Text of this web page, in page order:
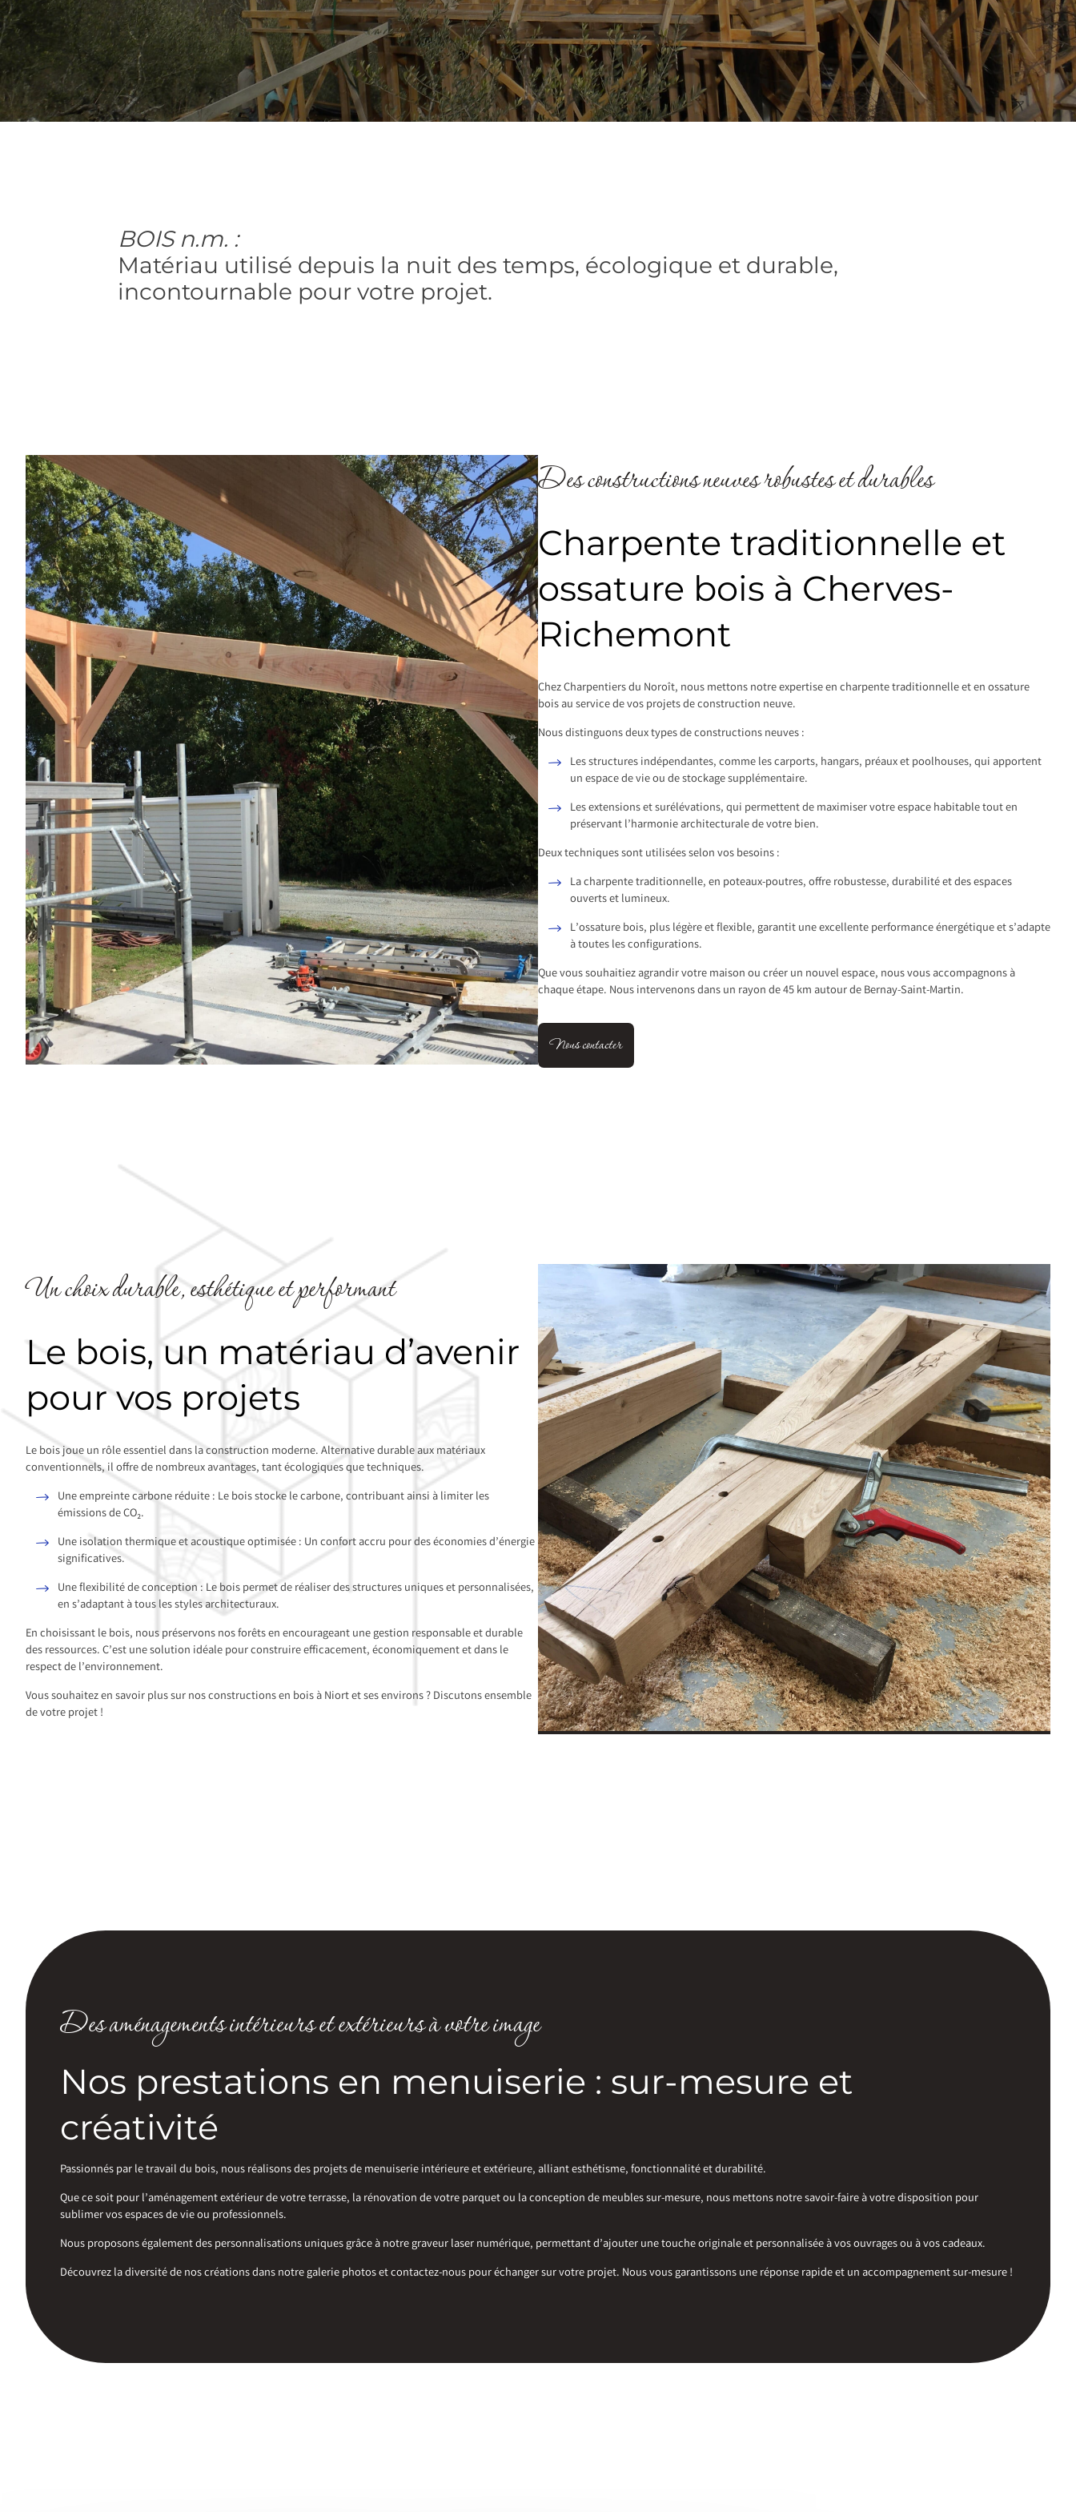
BOIS n.m. :
Matériau utilisé depuis la nuit des temps, écologique et durable,
incontournable pour votre projet.
Des constructions neuves robustes et durables
Charpente traditionnelle et
ossature bois à Cherves-
Richemont
Chez Charpentiers du Noroît, nous mettons notre expertise en charpente traditionnelle et en ossature
bois au service de vos projets de construction neuve.
Nous distinguons deux types de constructions neuves :
Les structures indépendantes, comme les carports, hangars, préaux et poolhouses, qui apportent
un espace de vie ou de stockage supplémentaire.
Les extensions et surélévations, qui permettent de maximiser votre espace habitable tout en
préservant l’harmonie architecturale de votre bien.
Deux techniques sont utilisées selon vos besoins :
La charpente traditionnelle, en poteaux-poutres, offre robustesse, durabilité et des espaces
ouverts et lumineux.
L’ossature bois, plus légère et flexible, garantit une excellente performance énergétique et s’adapte
à toutes les configurations.
Que vous souhaitiez agrandir votre maison ou créer un nouvel espace, nous vous accompagnons à
chaque étape. Nous intervenons dans un rayon de 45 km autour de Bernay-Saint-Martin.
Nous contacter
Un choix durable, esthétique et performant
Le bois, un matériau d’avenir
pour vos projets
Le bois joue un rôle essentiel dans la construction moderne. Alternative durable aux matériaux
conventionnels, il offre de nombreux avantages, tant écologiques que techniques.
Une empreinte carbone réduite : Le bois stocke le carbone, contribuant ainsi à limiter les
émissions de CO₂.
Une isolation thermique et acoustique optimisée : Un confort accru pour des économies d’énergie
significatives.
Une flexibilité de conception : Le bois permet de réaliser des structures uniques et personnalisées,
en s’adaptant à tous les styles architecturaux.
En choisissant le bois, nous préservons nos forêts en encourageant une gestion responsable et durable
des ressources. C’est une solution idéale pour construire efficacement, économiquement et dans le
respect de l’environnement.
Vous souhaitez en savoir plus sur nos constructions en bois à Niort et ses environs ? Discutons ensemble
de votre projet !
Des aménagements intérieurs et extérieurs à votre image
Nos prestations en menuiserie : sur-mesure et
créativité
Passionnés par le travail du bois, nous réalisons des projets de menuiserie intérieure et extérieure, alliant esthétisme, fonctionnalité et durabilité.
Que ce soit pour l’aménagement extérieur de votre terrasse, la rénovation de votre parquet ou la conception de meubles sur-mesure, nous mettons notre savoir-faire à votre disposition pour
sublimer vos espaces de vie ou professionnels.
Nous proposons également des personnalisations uniques grâce à notre graveur laser numérique, permettant d’ajouter une touche originale et personnalisée à vos ouvrages ou à vos cadeaux.
Découvrez la diversité de nos créations dans notre galerie photos et contactez-nous pour échanger sur votre projet. Nous vous garantissons une réponse rapide et un accompagnement sur-mesure !